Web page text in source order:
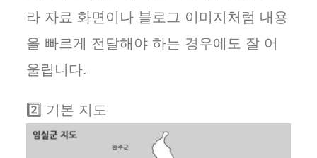
라 자료 화면이나 블로그 이미지처럼 내용
을 빠르게 전달해야 하는 경우에도 잘 어
울립니다.
2️⃣ 기본 지도